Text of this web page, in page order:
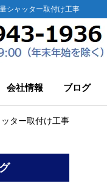
シャッター取付け工事
会社情報 ブログ
ター取付け工事